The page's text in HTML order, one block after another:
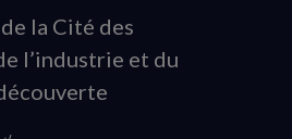
la Cité des
l’industrie et du